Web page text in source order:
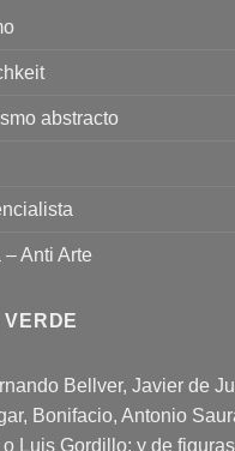
abstracto
Anti Arte
VERDE
Bellver, Javier de
Bonifacio, Antonio
Luis Gordillo; y de